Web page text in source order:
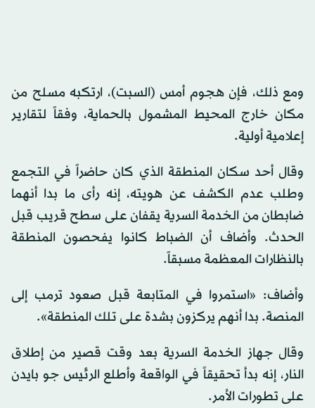
ومع ذلك، فإن هجوم أمس (السبت)، ارتكبه مسلح من
مكان خارج المحيط المشمول بالحماية، وفقاً لتقارير
إعلامية أولية.
وقال أحد سكان المنطقة الذي كان حاضراً في التجمع
وطلب عدم الكشف عن هويته، إنه رأى ما بدا أنهما
ضابطان من الخدمة السرية يقفان على سطح قريب قبل
الحدث. وأضاف أن الضباط كانوا يفحصون المنطقة
بالنظارات المعظمة مسبقاً.
وأضاف: «استمروا في المتابعة قبل صعود ترمب إلى
المنصة. بدا أنهم يركزون بشدة على تلك المنطقة».
وقال جهاز الخدمة السرية بعد وقت قصير من إطلاق
النار، إنه بدأ تحقيقاً في الواقعة وأطلع الرئيس جو بايدن
على تطورات الأمر.